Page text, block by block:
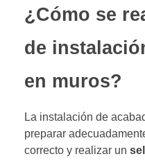
¿Cómo se
de
en muros?
La instalación de
preparar
correcto y realizar un